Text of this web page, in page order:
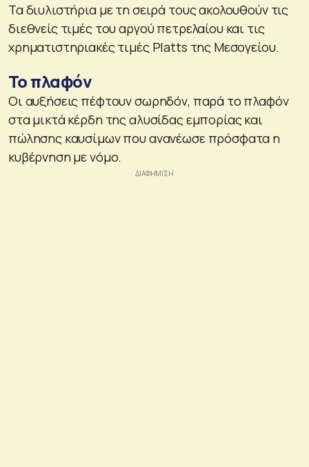
Τα διυλιστήρια με τη σειρά τους ακολουθούν τις
διεθνείς τιμές του αργού πετρελαίου και τις
χρηματιστηριακές τιμές Platts της Μεσογείου.
Το πλαφόν
Οι αυξήσεις πέφτουν σωρηδόν, παρά το πλαφόν
στα μικτά κέρδη της αλυσίδας εμπορίας και
πώλησης καυσίμων που ανανέωσε πρόσφατα η
κυβέρνηση με νόμο.